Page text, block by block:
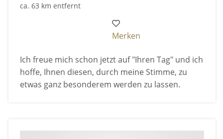
ca. 63 km entfernt
Merken
Ich freue mich schon jetzt auf "Ihren Tag" und ich
hoffe, Ihnen diesen, durch meine Stimme, zu
etwas ganz besonderem werden zu lassen.